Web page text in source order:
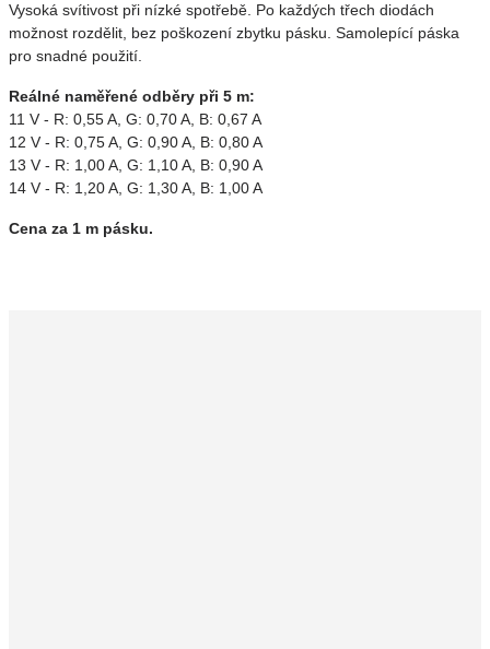
Vysoká svítivost při nízké spotřebě. Po každých třech diodách
možnost rozdělit, bez poškození zbytku pásku. Samolepící páska
pro snadné použití.
Reálné naměřené odběry při 5 m:
11 V - R: 0,55 A, G: 0,70 A, B: 0,67 A
12 V - R: 0,75 A, G: 0,90 A, B: 0,80 A
13 V - R: 1,00 A, G: 1,10 A, B: 0,90 A
14 V - R: 1,20 A, G: 1,30 A, B: 1,00 A
Cena za 1 m pásku.